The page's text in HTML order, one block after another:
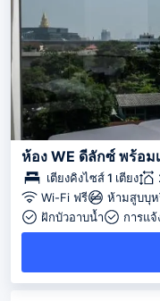
ห้อง WE ดีลักซ์ พร้อม
เตียงคิงไซส์ 1 เตียง
Wi-Fi ฟรี
ห้ามสูบบุ
ฝักบัวอาบน้ำ
การแ